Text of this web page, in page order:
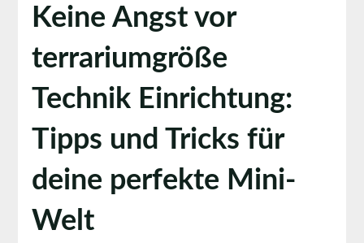
Keine Angst vor
terrariumgröße
Technik Einrichtung:
Tipps und Tricks für
deine perfekte Mini-
Welt